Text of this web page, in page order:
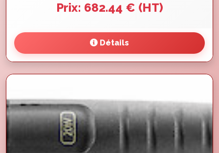
Prix: 682.44 € (HT)
Détails